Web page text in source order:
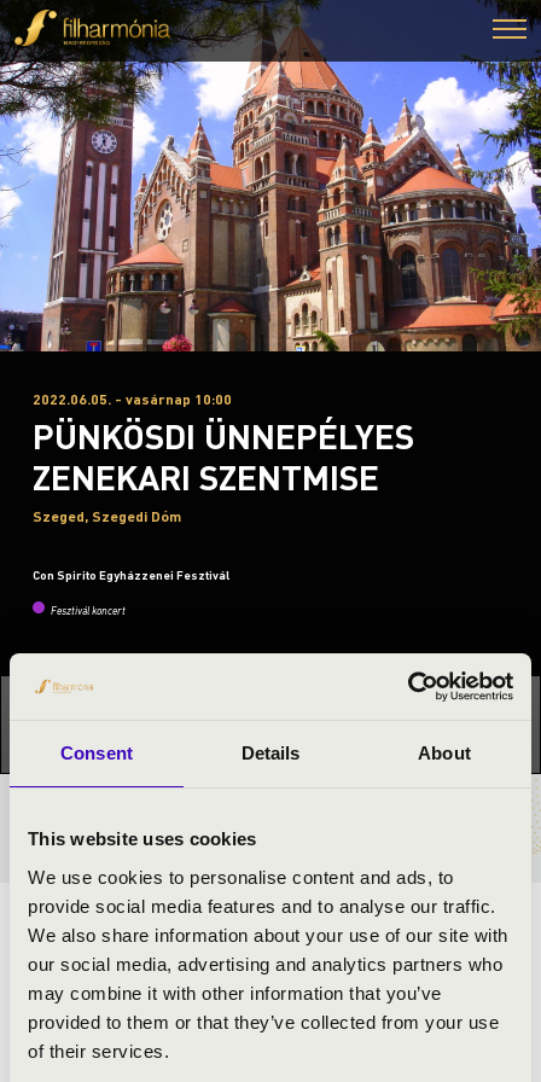
Consent Details About
This website uses cookies
We use cookies to personalise content and ads, to
provide social media features and to analyse our traffic.
We also share information about your use of our site with
our social media, advertising and analytics partners who
may combine it with other information that you’ve
provided to them or that they’ve collected from your use
of their services.
2022.06.05. - vasárnap 10:00
PÜNKÖSDI ÜNNEPÉLYES
ZENEKARI SZENTMISE
Szeged, Szegedi Dóm
Con Spirito Egyházzenei Fesztivál
Fesztivál koncert
Kattints ide az aktuális
BÉRLET- ÉS JEGYÁRAK
DR. KISS-RIGÓ LÁSZLÓ PÜSPÖK
CELEBRÁLÁSÁVAL
ELŐADÓK: